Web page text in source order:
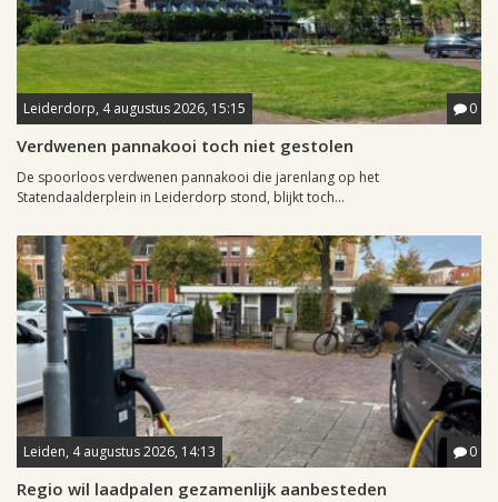
Leiderdorp, 4 augustus 2026, 15:15 0
Verdwenen pannakooi toch niet gestolen
De spoorloos verdwenen pannakooi die jarenlang op het
Statendaalderplein in Leiderdorp stond, blijkt toch...
Leiden, 4 augustus 2026, 14:13 0
Regio wil laadpalen gezamenlijk aanbesteden